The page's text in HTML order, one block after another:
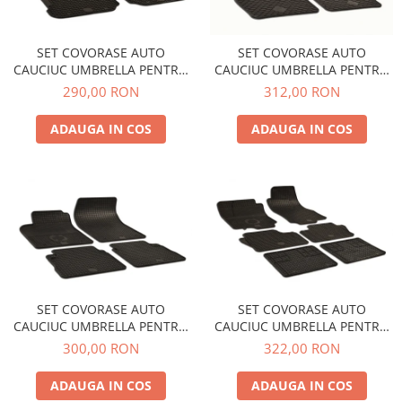
SET COVORASE AUTO
CAUCIUC UMBRELLA PENTRU
VW GOLF IV (1997-2006) BORA
(1999-2006) NEW BEETLE
(1998-2010)
290,00 RON
ADAUGA IN COS
SET COVORASE AUTO
CAUCIUC UMBRELLA PENTRU
BMW 3er (F30/F31) (2012-
2018) 3er (G20/G21) (INCLUSIV
HYBRID) (2019-) 4er
(F32/F33/F36) (2013-2020) 4er
312,00 RON
ADAUGA IN COS
SET COVORASE AUTO
CAUCIUC UMBRELLA PENTRU
OPEL VECTRA C (2002-2008)
SIGNUM (2003-2008)
300,00 RON
ADAUGA IN COS
SET COVORASE AUTO
CAUCIUC UMBRELLA PENTRU
OPEL ZAFIRA B (2005-2010) - 6
322,00 RON
ADAUGA IN COS